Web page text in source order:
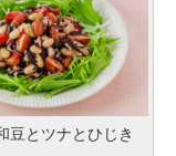
豆とツナとひじき